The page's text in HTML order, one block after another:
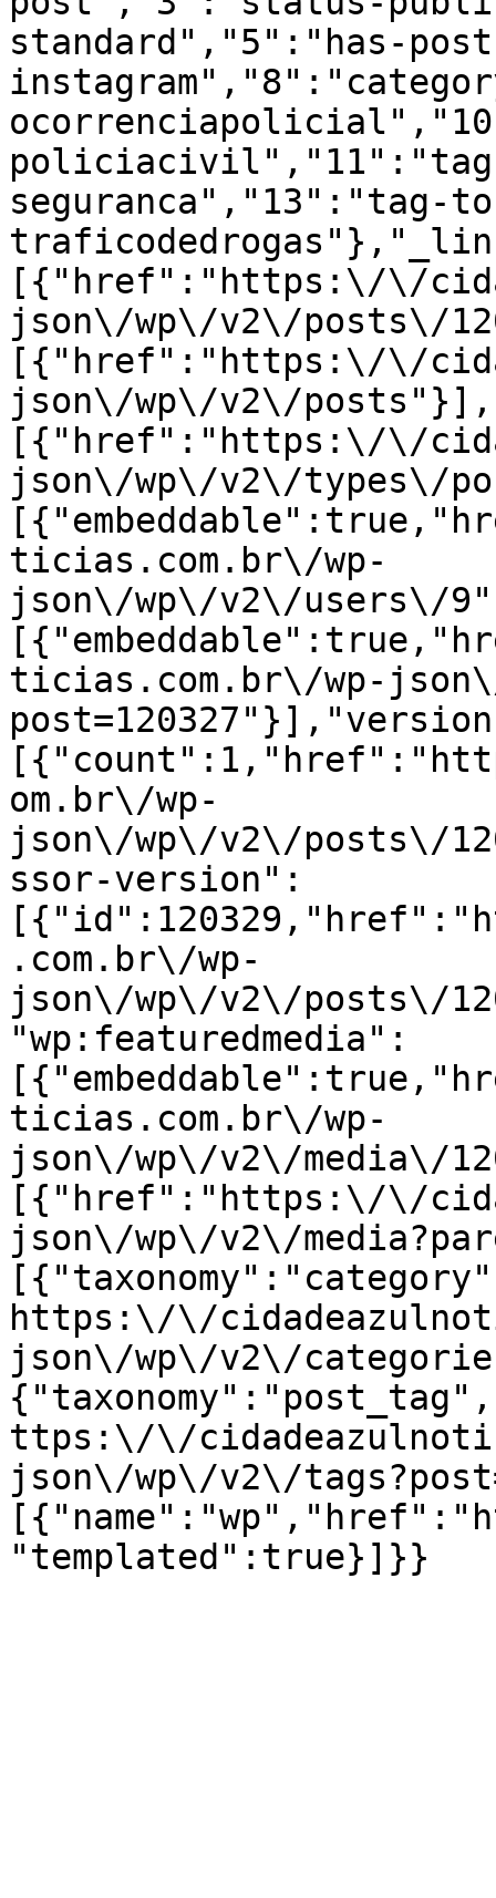
standard","5":"has-
seguranca","13":"tag-
[{"href":"https:\/\/
json\/wp\/v2\/posts\/
[{"href":"https:\/\/
json\/wp\/v2\/
[{"href":"https:\/\/
json\/wp\/v2\/types\/
ticias.com.br\/wp-
json\/wp\/v2\/users\/
ticias.com.br\/wp-json\/
om.br\/wp-
json\/wp\/v2\/posts\/
ssor-version":
.com.br\/wp-
json\/wp\/v2\/posts\/
"wp:featuredmedia":
ticias.com.br\/wp-
json\/wp\/v2\/media\/
[{"href":"https:\/\/
json\/wp\/v2\/
https:\/\/
json\/wp\/v2\/
ttps:\/\/
json\/wp\/v2\/
"templated":true}]}}